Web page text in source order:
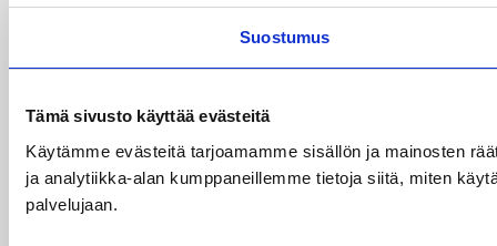
Suostumus
Tämä sivusto käyttää evästeitä
Käytämme evästeitä tarjoamamme sisällön ja mainosten
ja analytiikka-alan kumppaneillemme tietoja siitä, miten
palvelujaan.